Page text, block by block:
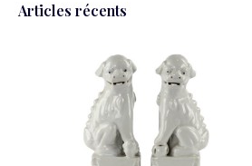
Articles récents